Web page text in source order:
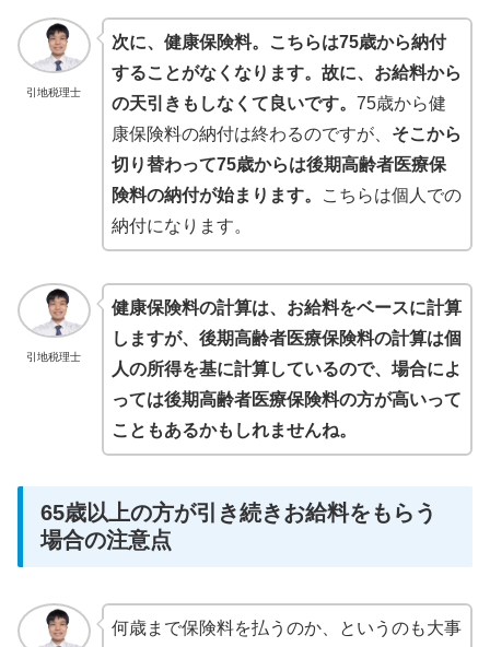
引地税理士
次に、健康保険料。こちらは75歳から納付
することがなくなります。故に、お給料から
の天引きもしなくて良いです。 75歳から健
康保険料の納付は終わるのですが、 そこから
切り替わって75歳からは後期高齢者医療保
険料の納付が始まります。
こちらは個人での
納付になります。
引地税理士
健康保険料の計算は、お給料をベースに計算
しますが、後期高齢者医療保険料の計算は個
人の所得を基に計算しているので、場合によ
っては後期高齢者医療保険料の方が高いって
こともあるかもしれませんね。
65歳以上の方が引き続きお給料をもらう
場合の注意点
何歳まで保険料を払うのか、というのも大事